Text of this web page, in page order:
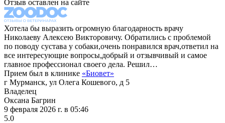
Отзыв оставлен на сайте
Хотела бы выразить огромную благодарность врачу
Николаеву Алексею Викторовичу. Обратились с проблемой
по поводу сустава у собаки,очень понравился врач,ответил на
все интересующие вопросы,добрый и отзывчивый и самое
главное профессионал своего дела. Решил…
Прием был в клинике «Биовет»
г Мурманск, ул Олега Кошевого, д 5
Владелец
Оксана Багрин
9 февраля 2026 г. в 05:46
5.0